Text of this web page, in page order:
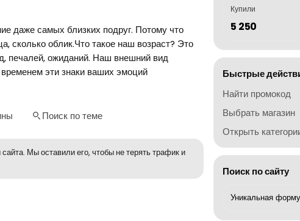
даже самых близких подруг. Потому что
сколько облик.Что такое наш возраст? Это
печалей, ожиданий. Наш внешний вид
эти знаки ваших эмоций
Поиск по теме
Мы оставили его, чтобы не терять трафик и
Купили
5 250
Быстрые
Найти промокод
Выбрать магазин
Открыть
Поиск по сайту